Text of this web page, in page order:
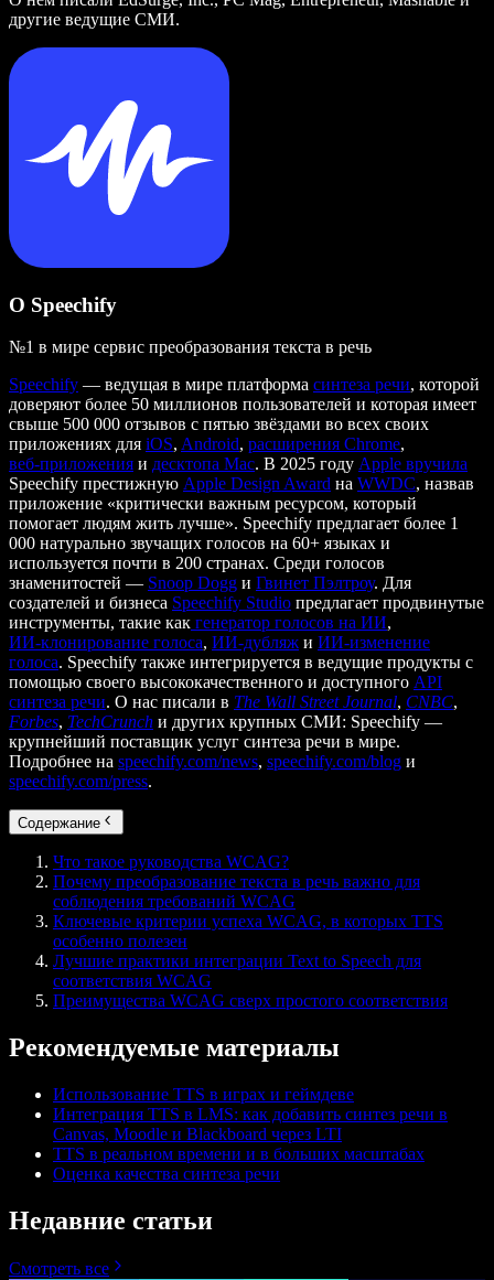
другие ведущие СМИ.
О Speechify
№1 в мире сервис преобразования текста в речь
Speechify — ведущая в мире платформа синтеза речи, которой
доверяют более 50 миллионов пользователей и которая имеет
свыше 500 000 отзывов с пятью звёздами во всех своих
приложениях для iOS, Android, расширения Chrome,
веб‑приложения и десктопа Mac. В 2025 году Apple вручила
Speechify престижную Apple Design Award на WWDC, назвав
приложение «критически важным ресурсом, который
помогает людям жить лучше». Speechify предлагает более 1
000 натурально звучащих голосов на 60+ языках и
используется почти в 200 странах. Среди голосов
знаменитостей — Snoop Dogg и Гвинет Пэлтроу. Для
создателей и бизнеса Speechify Studio предлагает продвинутые
инструменты, такие как генератор голосов на ИИ,
ИИ‑клонирование голоса, ИИ‑дубляж и ИИ‑изменение
голоса. Speechify также интегрируется в ведущие продукты с
помощью своего высококачественного и доступного API
синтеза речи. О нас писали в The Wall Street Journal, CNBC,
Forbes, TechCrunch и других крупных СМИ: Speechify —
крупнейший поставщик услуг синтеза речи в мире.
Подробнее на speechify.com/news, speechify.com/blog и
speechify.com/press.
Содержание
Что такое руководства WCAG?
Почему преобразование текста в речь важно для
соблюдения требований WCAG
Ключевые критерии успеха WCAG, в которых TTS
особенно полезен
Лучшие практики интеграции Text to Speech для
соответствия WCAG
Преимущества WCAG сверх простого соответствия
Рекомендуемые материалы
Использование TTS в играх и геймдеве
Интеграция TTS в LMS: как добавить синтез речи в
Canvas, Moodle и Blackboard через LTI
TTS в реальном времени и в больших масштабах
Оценка качества синтеза речи
Недавние статьи
Смотреть все